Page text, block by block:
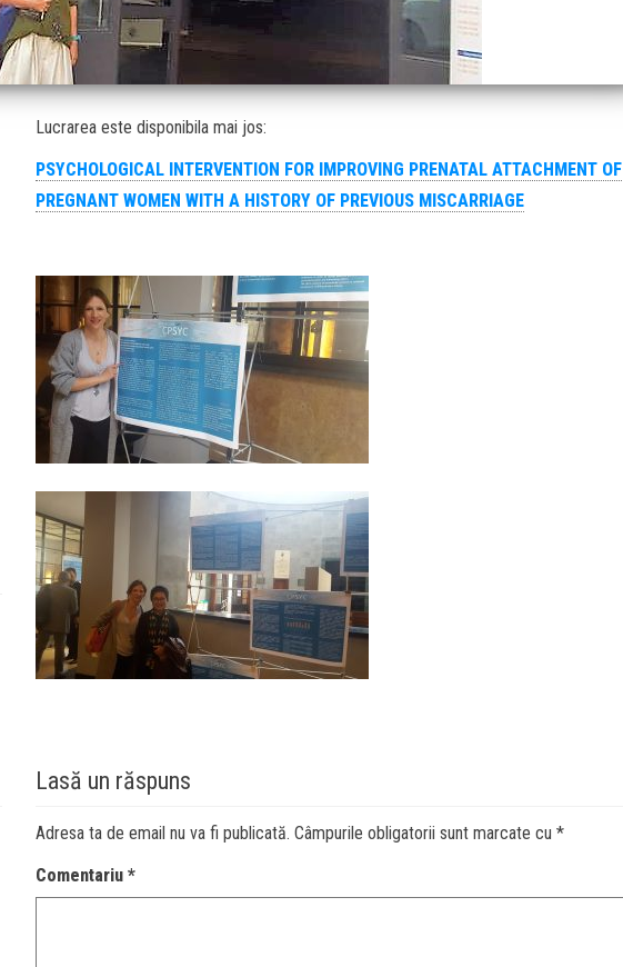
Lucrarea este disponibila mai jos:
PSYCHOLOGICAL INTERVENTION FOR IMPROVING PRENATAL ATTACHMENT OF
PREGNANT WOMEN WITH A HISTORY OF PREVIOUS MISCARRIAGE
Lasă un răspuns
Adresa ta de email nu va fi publicată. Câmpurile obligatorii sunt marcate cu*
Comentariu*